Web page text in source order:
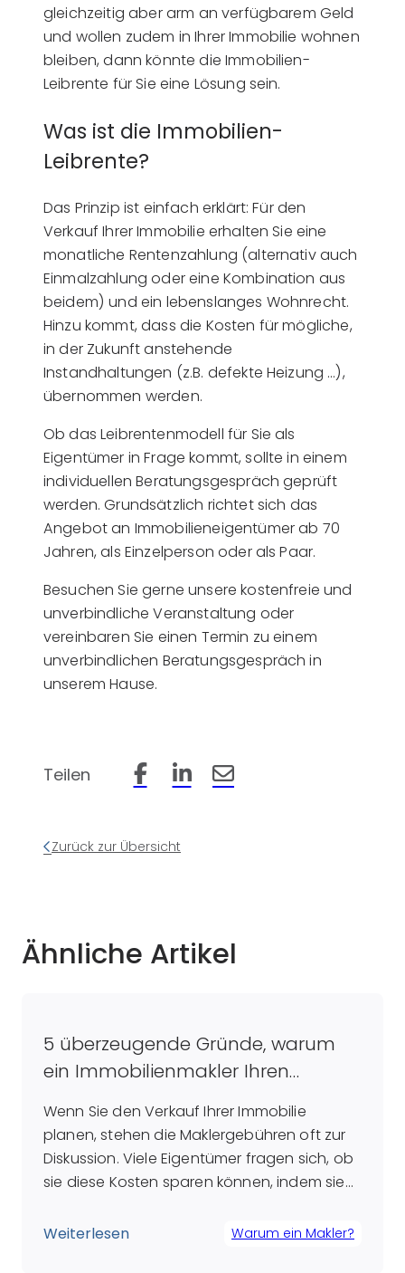
gleichzeitig aber arm an verfügbarem Geld
und wollen zudem in Ihrer Immobilie wohnen
bleiben, dann könnte die Immobilien-
Leibrente für Sie eine Lösung sein.
Was ist die Immobilien-
Leibrente?
Das Prinzip ist einfach erklärt: Für den
Verkauf Ihrer Immobilie erhalten Sie eine
monatliche Rentenzahlung (alternativ auch
Einmalzahlung oder eine Kombination aus
beidem) und ein lebenslanges Wohnrecht.
Hinzu kommt, dass die Kosten für mögliche,
in der Zukunft anstehende
Instandhaltungen (z.B. defekte Heizung …),
übernommen werden.
Ob das Leibrentenmodell für Sie als
Eigentümer in Frage kommt, sollte in einem
individuellen Beratungsgespräch geprüft
werden. Grundsätzlich richtet sich das
Angebot an Immobilieneigentümer ab 70
Jahren, als Einzelperson oder als Paar.
Besuchen Sie gerne unsere kostenfreie und
unverbindliche Veranstaltung oder
vereinbaren Sie einen Termin zu einem
unverbindlichen Beratungsgespräch in
unserem Hause.
Teilen Beitrag auf Facebook teilen
Beitrag auf LinkedIn teilen
Beitrag per Email teilen
Zurück zur Übersicht
Ähnliche Artikel
5 überzeugende Gründe, warum
ein Immobilienmakler Ihren
Wenn Sie den Verkauf Ihrer Immobilie
planen, stehen die Maklergebühren oft zur
Diskussion. Viele Eigentümer fragen sich, ob
sie diese Kosten sparen können, indem sie
Doch was zunächst wie eine Ersparnis
Weiterlesen Warum ein Makler?